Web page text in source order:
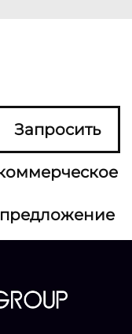
Запросить
предложение